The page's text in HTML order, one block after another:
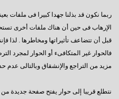
المعارضة الحائرة
إلى أين نتجه ؟
رجاءاً إهتموا بالعمال
ربما نكون قد بذلنا جهدا كبيرا فى ملفات
الإرهاب فى حين أن هناك ملفات أخرى
قبل أن تتضاعف تأثيراتها ومخاطرها . لذا
فالحوار غير المتكافىء أو الحوار لمجرد
مزيد من التراجع والإنشقاق وبالتالى عدم
نتطلع قريبا إلى حوار يفتح صفحة جديدة من